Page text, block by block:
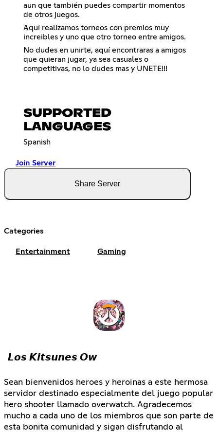
aun que también puedes compartir momentos
de otros juegos.
Aquí realizamos torneos con premios muy
increibles y uno que otro torneo entre amigos.
No dudes en unirte, aquí encontraras a amigos
que quieran jugar, ya sea casuales o
competitivas, no lo dudes mas y UNETE!!!
SUPPORTED
LANGUAGES
Spanish
Join Server
Share Server
Categories
Entertainment Gaming
𝙇𝙤𝙨 𝙆𝙞𝙩𝙨𝙪𝙣𝙚𝙨 𝙊𝙬
Sean bienvenidos heroes y heroinas a este hermosa
servidor destinado especialmente del juego popular
hero shooter llamado overwatch. Agradecemos
mucho a cada uno de los miembros que son parte de
esta bonita comunidad y sigan disfrutando al